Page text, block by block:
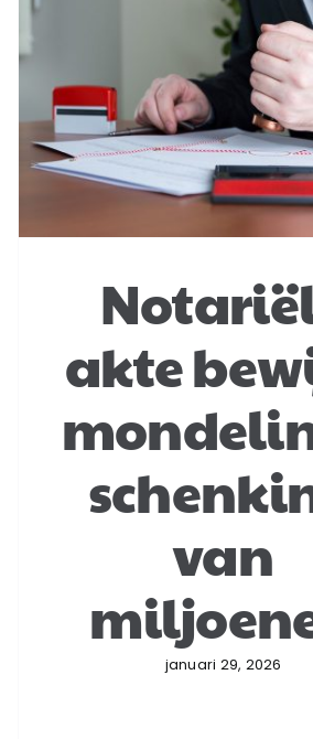
akte
van
januari 29, 2026